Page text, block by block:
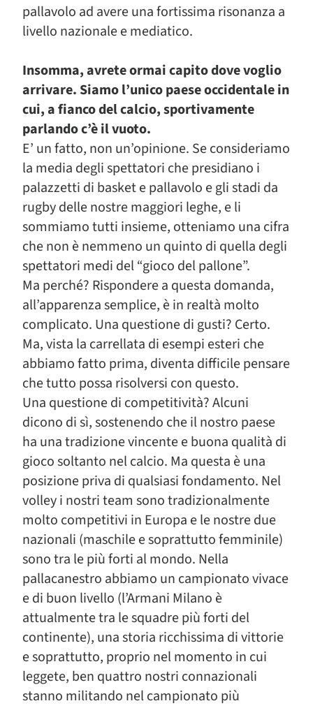
pallavolo ad avere una fortissima risonanza a
livello nazionale e mediatico.
Insomma, avrete ormai capito dove voglio
arrivare. Siamo l’unico paese occidentale in
cui, a fianco del calcio, sportivamente
parlando c’è il vuoto.
E’ un fatto, non un’opinione. Se consideriamo
la media degli spettatori che presidiano i
palazzetti di basket e pallavolo e gli stadi da
rugby delle nostre maggiori leghe, e li
sommiamo tutti insieme, otteniamo una cifra
che non è nemmeno un quinto di quella degli
spettatori medi del “gioco del pallone”.
Ma perché? Rispondere a questa domanda,
all’apparenza semplice, è in realtà molto
complicato. Una questione di gusti? Certo.
Ma, vista la carrellata di esempi esteri che
abbiamo fatto prima, diventa difficile pensare
che tutto possa risolversi con questo.
Una questione di competitività? Alcuni
dicono di sì, sostenendo che il nostro paese
ha una tradizione vincente e buona qualità di
gioco soltanto nel calcio. Ma questa è una
posizione priva di qualsiasi fondamento. Nel
volley i nostri team sono tradizionalmente
molto competitivi in Europa e le nostre due
nazionali (maschile e soprattutto femminile)
sono tra le più forti al mondo. Nella
pallacanestro abbiamo un campionato vivace
e di buon livello (l’Armani Milano è
attualmente tra le squadre più forti del
continente), una storia ricchissima di vittorie
e soprattutto, proprio nel momento in cui
leggete, ben quattro nostri connazionali
stanno militando nel campionato più